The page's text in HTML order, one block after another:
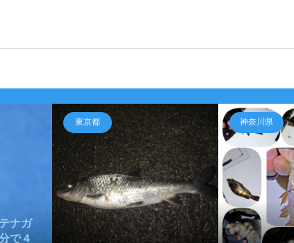
ナガ
で４
東京都 神奈川県